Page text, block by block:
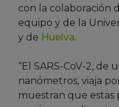
con la colaboración
equipo y de la
y de Huelva.
“El SARS-CoV-2, de
nanómetros, viaja
muestran que estas